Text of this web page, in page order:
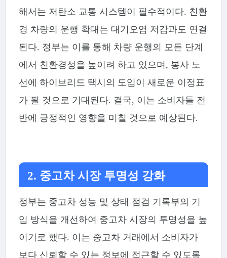
해서는 저탄소 교통 시스템이 필수적이다. 친환
경 차량의 운행 확대는 대기오염 저감과도 연결
된다. 정부는 이를 통해 차량 운행의 모든 단계
에서 친환경성을 높이려 하고 있으며, 봉사 노
선에 하이브리드 택시의 도입이 새로운 이정표
가 될 것으로 기대된다. 결국, 이는 소비자들 전
반에 긍정적인 영향을 미칠 것으로 예상된다.
2. 중고차 시장 투명성 강화
정부는 중고차 성능 및 상태 점검 기록부의 기
입 방식을 개선하여 중고차 시장의 투명성을 높
이기로 했다. 이는 중고차 거래에서 소비자가
보다 신뢰할 수 있는 정보에 접근할 수 있도록